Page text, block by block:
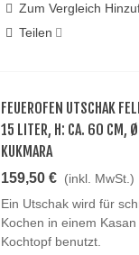
Zum Vergleich
Teilen
FEUEROFEN UTSCHAK
15 LITER, H: CA. 60 CM,
KUKMARA
159,50 € (inkl. MwSt.)
Ein Utschak wird für
Kochen in einem
Kochtopf benutzt.